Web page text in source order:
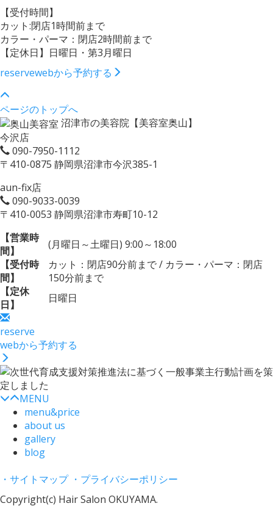
【受付時間】
カット:閉店1時間前まで
カラー・パーマ：閉店2時間前まで
【定休日】日曜日・第3月曜日
reservewebから予約する
ページのトップへ
沼津市の美容院【美容室奥山】
今沢店
090-7950-1112
〒410-0875 静岡県沼津市今沢385-1
aun-fix店
090-9033-0039
〒410-0053 静岡県沼津市寿町10-12
【営業時
間】
(月曜日～土曜日) 9:00～18:00
【受付時
間】
カット：閉店90分前まで / カラー・パーマ：閉店
150分前まで
【定休
日】
日曜日
reserve
webから予約する
MENU
menu&price
about us
gallery
blog
・サイトマップ ・プライバシーポリシー
Copyright(c) Hair Salon OKUYAMA.